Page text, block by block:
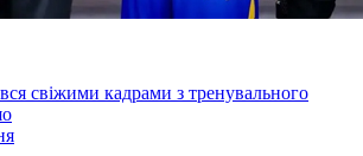
свіжими кадрами з тренувального